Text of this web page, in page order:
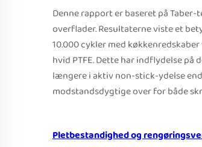
Denne rapport er baseret på
overflader. Resultaterne viste et
10.000 cykler med
hvid PTFE. Dette har indflydelse
længere i aktiv non-stick-ydelse
modstandsdygtige over for både
Pletbestandighed og